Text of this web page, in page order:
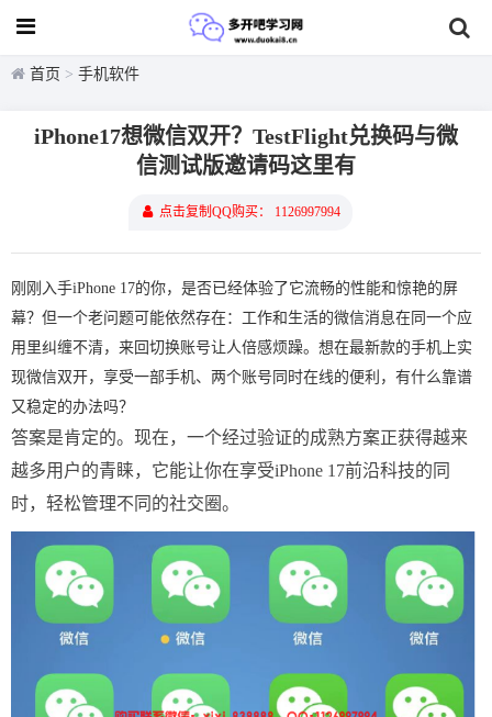
首页 > 手机软件
iPhone17想微信双开？TestFlight兑换码与微
信测试版邀请码这里有
点击复制QQ购买： 1126997994
刚刚入手iPhone 17的你，是否已经体验了它流畅的性能和惊艳的屏
幕？但一个老问题可能依然存在：工作和生活的微信消息在同一个应
用里纠缠不清，来回切换账号让人倍感烦躁。想在最新款的手机上实
现微信双开，享受一部手机、两个账号同时在线的便利，有什么靠谱
又稳定的办法吗？
答案是肯定的。现在，一个经过验证的成熟方案正获得越来
越多用户的青睐，它能让你在享受iPhone 17前沿科技的同
时，轻松管理不同的社交圈。